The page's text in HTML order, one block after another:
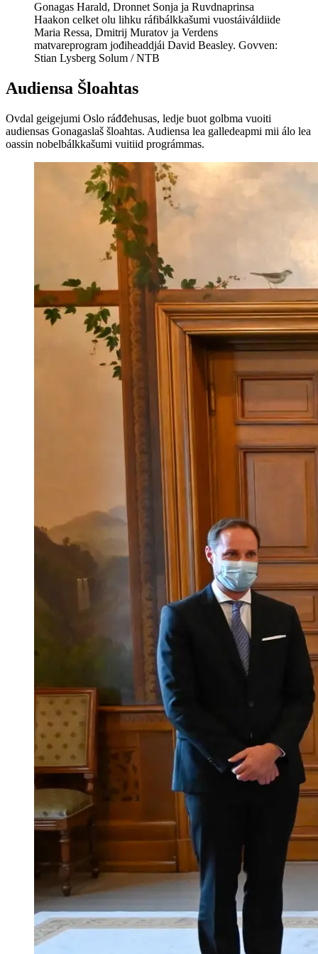
Gonagas Harald, Dronnet Sonja ja Ruvdnaprinsa
Haakon celket olu lihku ráfibálkkašumi vuostáiváldiide
Maria Ressa, Dmitrij Muratov ja Verdens
matvareprogram jođiheaddjái David Beasley. Govven:
Stian Lysberg Solum / NTB
Audiensa Šloahtas
Ovdal geigejumi Oslo ráđđehusas, ledje buot golbma vuoiti
audiensas Gonagaslaš šloahtas. Audiensa lea galledeapmi mii álo lea
oassin nobelbálkkašumi vuitiid prográmmas.